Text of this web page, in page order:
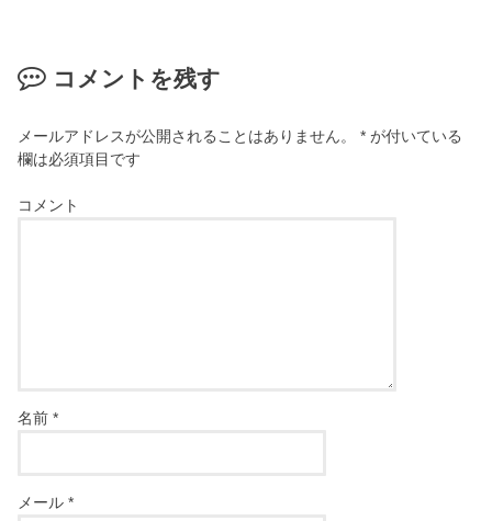
コメントを残す
メールアドレスが公開されることはありません。 * が付いている
欄は必須項目です
コメント
名前*
メール*